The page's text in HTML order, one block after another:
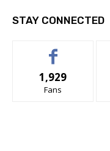
STAY CONNECTED
1,929
Fans